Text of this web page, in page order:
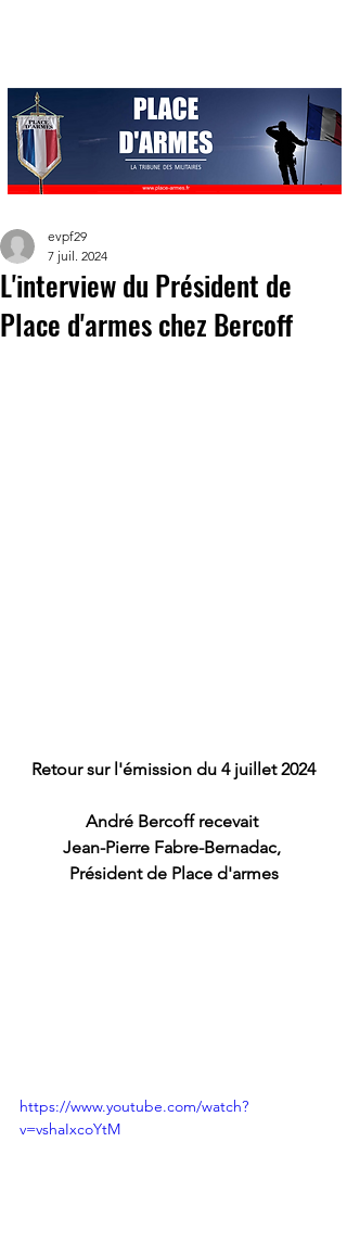
L'interview du Président de
Place d'armes chez Bercoff
evpf29
7 juil. 2024
Retour sur l'émission du 4 juillet 2024
André Bercoff recevait
Jean-Pierre Fabre-Bernadac,
Président de Place d'armes
https://www.youtube.com/watch?
v=vshaIxcoYtM